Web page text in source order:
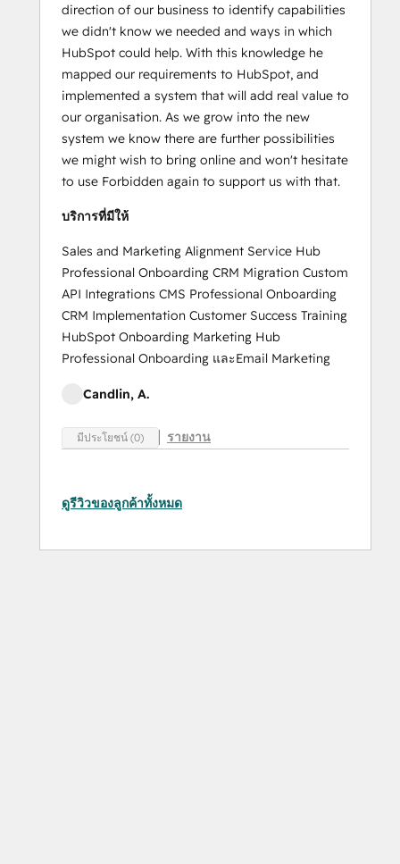
direction of our business to identify capabilities
we didn't know we needed and ways in which
HubSpot could help. With this knowledge he
mapped our requirements to HubSpot, and
implemented a system that will add real value to
our organisation. As we grow into the new
system we know there are further possibilities
we might wish to bring online and won't hesitate
to use Forbidden again to support us with that.
บริการที่มีให้
Sales and Marketing Alignment Service Hub
Professional Onboarding CRM Migration Custom
API Integrations CMS Professional Onboarding
CRM Implementation Customer Success Training
HubSpot Onboarding Marketing Hub
Professional Onboarding และEmail Marketing
Candlin, A.
มีประโยชน์ (0) รายงาน
ดูรีวิวของลูกค้าทั้งหมด